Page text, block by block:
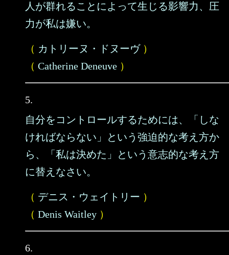
人が群れることによって生じる影響力、圧
力が私は嫌い。
（ カトリーヌ・ドヌーヴ）
（ Catherine Deneuve ）
5.
自分をコントロールするためには、「しな
ければならない」という強迫的な考え方か
ら、「私は決めた」という意志的な考え方
に替えなさい。
（ デニス・ウェイトリー ）
（ Denis Waitley ）
6.